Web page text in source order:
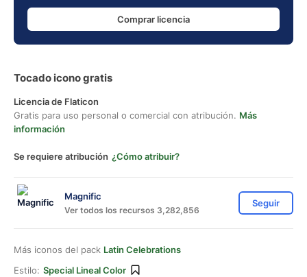
Comprar licencia
Tocado icono gratis
Licencia de Flaticon
Gratis para uso personal o comercial con atribución. Más
información
Se requiere atribución ¿Cómo atribuir?
Magnific
Ver todos los recursos 3,282,856
Seguir
Más iconos del pack Latin Celebrations
Estilo: Special Lineal Color